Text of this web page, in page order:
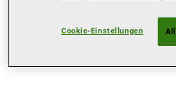
Cookie-Einstellungen